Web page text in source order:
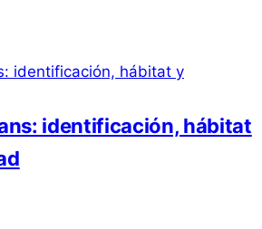
identificación, hábitat